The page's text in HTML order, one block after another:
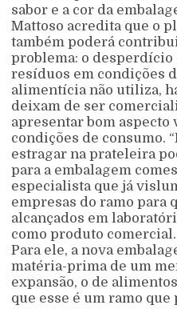
sabor e a cor da
Mattoso acredita que o
também poderá
problema: o desperdício
resíduos em condições
alimentícia não utiliza,
deixam de ser
apresentar bom aspecto
condições de consumo.
estragar na prateleira
para a embalagem
especialista que já
empresas do ramo para
alcançados em
como produto comercial.
Para ele, a nova
matéria-prima de um
expansão, o de
que esse é um ramo